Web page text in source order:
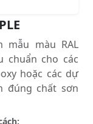
mẫu màu RAL
chuẩn cho các
hoặc các dự
đúng chất sơn